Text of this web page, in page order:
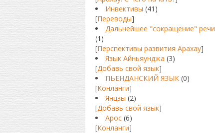
Инвективы (41)
[Переводы]
Дальнейшее "сокращение" речи
(1)
[Перспективы развития Арахау]
Язык Айньяунджа (3)
[Добавь свой язык]
ПЬЕНДАНСКИЙ ЯЗЫК (0)
[Конланги]
Янцзы (2)
[Добавь свой язык]
Арос (6)
[Конланги]